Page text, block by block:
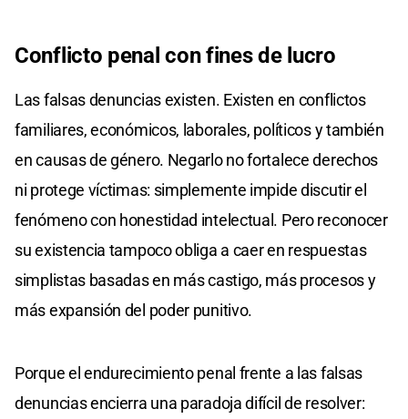
Conflicto penal con fines de lucro
Las falsas denuncias existen. Existen en conflictos
familiares, económicos, laborales, políticos y también
en causas de género. Negarlo no fortalece derechos
ni protege víctimas: simplemente impide discutir el
fenómeno con honestidad intelectual. Pero reconocer
su existencia tampoco obliga a caer en respuestas
simplistas basadas en más castigo, más procesos y
más expansión del poder punitivo.
Porque el endurecimiento penal frente a las falsas
denuncias encierra una paradoja difícil de resolver: